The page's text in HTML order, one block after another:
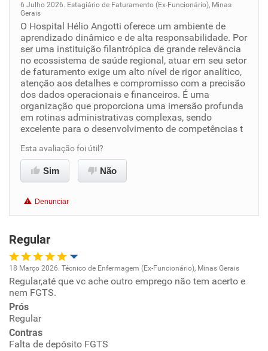
Oportunidade de promoção
Ambiente de trabalho
Conciliação com a vida familiar
Benefícios
6 Julho 2026. Estagiário de Faturamento (Ex-Funcionário), Minas
Gerais
O Hospital Hélio Angotti oferece um ambiente de
aprendizado dinâmico e de alta responsabilidade. Por
ser uma instituição filantrópica de grande relevância
no ecossistema de saúde regional, atuar em seu setor
de faturamento exige um alto nível de rigor analítico,
atenção aos detalhes e compromisso com a precisão
dos dados operacionais e financeiros. É uma
organização que proporciona uma imersão profunda
em rotinas administrativas complexas, sendo
excelente para o desenvolvimento de competências t
Esta avaliação foi útil?
Sim Não
Denunciar
Regular
Oportunidade de promoção
Ambiente de trabalho
Conciliação com a vida familiar
18 Março 2026. Técnico de Enfermagem (Ex-Funcionário), Minas Gerais
Regular,até que vc ache outro emprego não tem acerto e
nem FGTS.
Prós
Regular
Contras
Falta de depósito FGTS